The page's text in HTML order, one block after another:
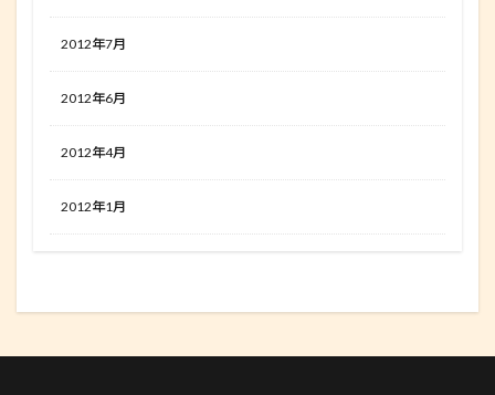
2012年7月
2012年6月
2012年4月
2012年1月